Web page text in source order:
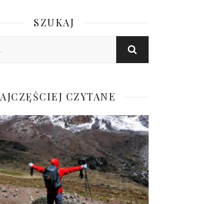
SZUKAJ
CZYTANE